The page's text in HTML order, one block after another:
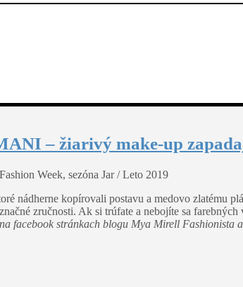
– žiarivý make-up
Week, sezóna Jar / Leto 2019
nádherne kopírovali postavu a medovo zlatému
zručnosti. Ak si trúfate a nebojíte sa
facebook stránkach blogu Mya Mirell Fashionista